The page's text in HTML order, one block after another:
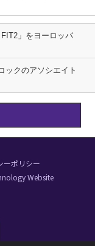
」をヨーロッパ
ックのアソシエイト
ーポリシー
Website